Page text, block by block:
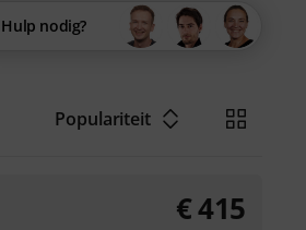
Hulp nodig?
Populariteit
€415